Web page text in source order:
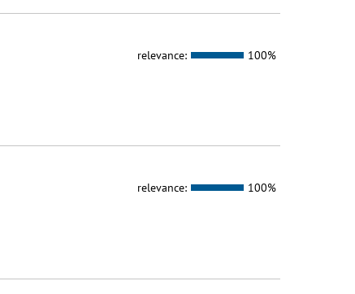
relevance: 100%
relevance: 100%